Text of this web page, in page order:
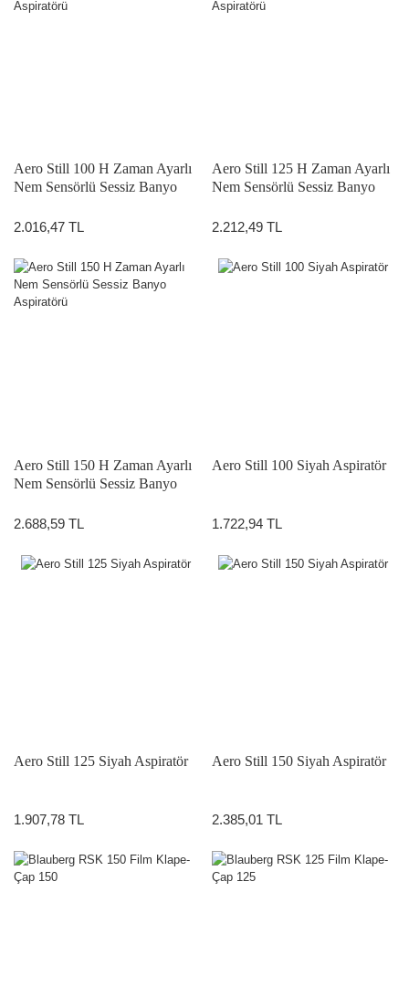
Aero Still 100 H Zaman Ayarlı
Nem Sensörlü Sessiz Banyo
2.016,47 TL
Aero Still 125 H Zaman Ayarlı
Nem Sensörlü Sessiz Banyo
2.212,49 TL
Aero Still 150 H Zaman Ayarlı
Nem Sensörlü Sessiz Banyo
2.688,59 TL
Aero Still 100 Siyah Aspiratör
1.722,94 TL
Aero Still 125 Siyah Aspiratör
1.907,78 TL
Aero Still 150 Siyah Aspiratör
2.385,01 TL